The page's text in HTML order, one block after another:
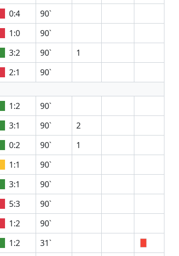
0:4
90`
1:0
90`
3:2 90`
1
2:1
90`
1:2
90`
3:1 90`
2
0:2 90`
1
1:1
90`
3:1
90`
5:3
90`
1:2
90`
1:2
31`